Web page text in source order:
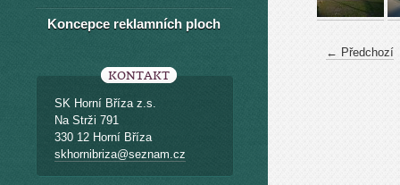
← Předchozí
Koncepce reklamních ploch
KONTAKT
SK Horní Bříza z.s.
Na Strži 791
330 12 Horní Bříza
skhornibriza@seznam.cz